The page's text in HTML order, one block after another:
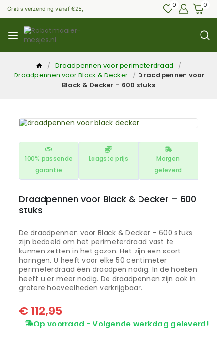
Gratis verzending vanaf €25,- 0 0
/ Draadpennen voor perimeterdraad
/
Draadpennen voor Black & Decker / Draadpennen voor
Black & Decker – 600 stuks
100% passende
garantie
Laagste prijs
Morgen
geleverd
Draadpennen voor Black & Decker – 600
stuks
De draadpennen voor Black & Decker – 600 stuks
zijn bedoeld om het perimeterdraad vast te
kunnen zetten in het gazon. Het zijn een soort
haringen. U heeft voor elke 50 centimeter
perimeterdraad één draadpen nodig. In de hoeken
heeft u er meer nodig. De draadpennen zijn ook in
grotere hoeveelheden verkrijgbaar.
€ 112,95
Op voorraad - Volgende werkdag geleverd!